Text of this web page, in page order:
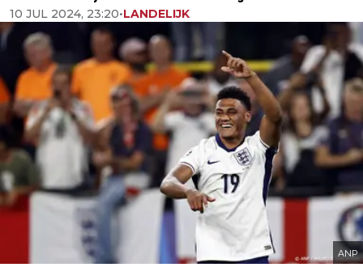
10 JUL 2024, 23:20•LANDELIJK
ANP